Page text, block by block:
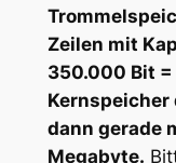
Zeilen mit
350.000 Bit
Kernspeicher
dann gerade
Megabyte.